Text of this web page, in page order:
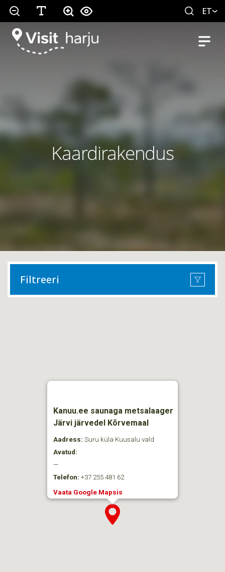
ET
Kaardirakendus
Filtreeri
Kanuu.ee saunaga metsalaager
Järvi järvedel Kõrvemaal
Aadress: Suru küla Kuusalu vald
Avatud:
—
Telefon: +37 255 481 62
Vaata Google Mapsis